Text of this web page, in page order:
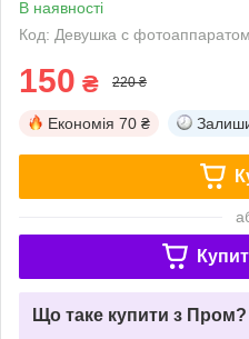
В наявності
Код: Девушка с фотоаппаратом
150 ₴ 220 ₴
Економія 70 ₴
Що таке купити з Пром?